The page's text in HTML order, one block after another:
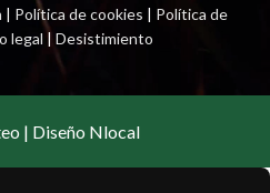
| Política de cookies | Política de
legal |Desistimiento
| Diseño Nlocal